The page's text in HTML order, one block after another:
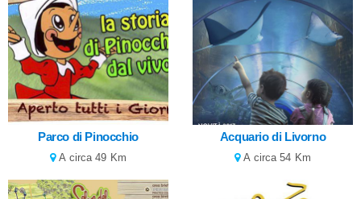
Parco di Pinocchio
A circa 49 Km
Acquario di Livorno
A circa 54 Km